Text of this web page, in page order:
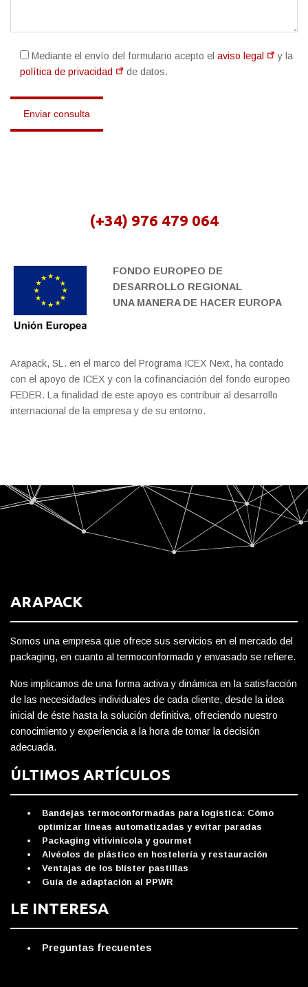
Mediante el envío del formulario acepto elaviso legal
y la
política de privacidad
de datos.
(+34) 976 479 064
FONDO EUROPEO DE
DESARROLLO REGIONAL
UNA MANERA DE HACER EUROPA
Arapack, SL. en el marco del Programa ICEX Next, ha contado
con el apoyo de ICEX y con la cofinanciación del fondo europeo
FEDER. La finalidad de este apoyo es contribuir al desarrollo
internacional de la empresa y de su entorno.
ARAPACK
Somos una empresa que ofrece sus servicios en el mercado del
packaging, en cuanto al termoconformado y envasado se refiere.
Nos implicamos de una forma activa y dinámica en la satisfacción
de las necesidades individuales de cada cliente, desde la idea
inicial de éste hasta la solución definitiva, ofreciendo nuestro
conocimiento y experiencia a la hora de tomar la decisión
adecuada.
ÚLTIMOS ARTÍCULOS
Bandejas termoconformadas para logística: Cómo
optimizar líneas automatizadas y evitar paradas
Packaging vitivinícola y gourmet
Alvéolos de plástico en hostelería y restauración
Ventajas de los blíster pastillas
Guía de adaptación al PPWR
LE INTERESA
Preguntas frecuentes